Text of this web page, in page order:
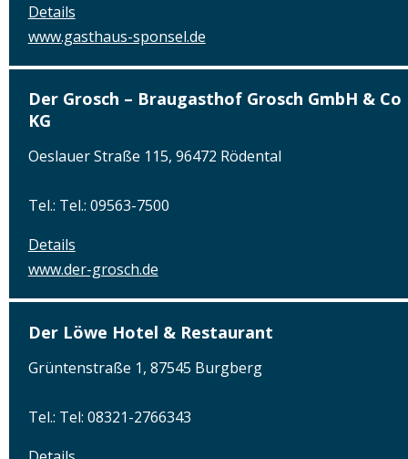
Details
www.gasthaus-sponsel.de
Der Grosch – Braugasthof Grosch GmbH & Co
KG
Oeslauer Straße 115, 96472 Rödental
Tel.: Tel.: 09563-7500
Details
www.der-grosch.de
Der Löwe Hotel & Restaurant
Grüntenstraße 1, 87545 Burgberg
Tel.: Tel: 08321-2766343